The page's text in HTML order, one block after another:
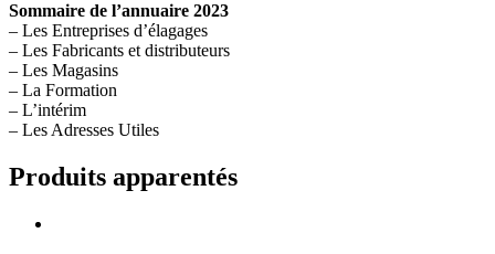
Sommaire de l’annuaire 2023
– Les Entreprises d’élagages
– Les Fabricants et distributeurs
– Les Magasins
– La Formation
– L’intérim
– Les Adresses Utiles
Produits apparentés